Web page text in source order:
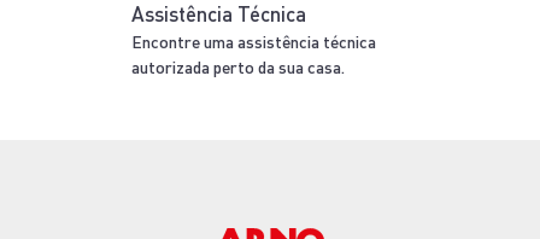
Assistência Técnica
Encontre uma assistência técnica
autorizada perto da sua casa.